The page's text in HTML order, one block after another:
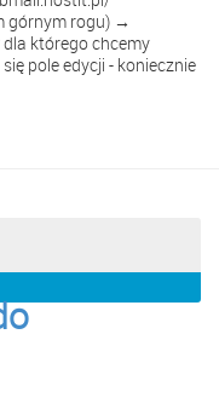
górnym rogu) →
którego chcemy
pole edycji - koniecznie